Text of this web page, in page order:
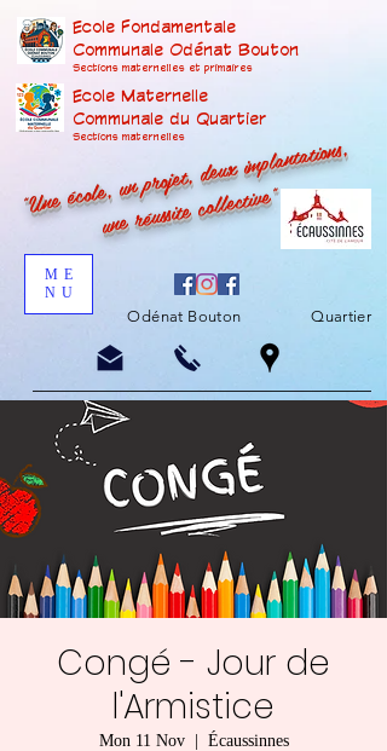
Ecole Fondamentale
Communale Odénat Bouton
Sections maternelles et primaires
Ecole Maternelle
Communale du Quartier
Sections maternelles
"Une école, un projet, deux implantations,
une réussite collective"
ME
NU
Odénat Bouton Quartier
Congé - Jour de
l'Armistice
Mon 11 Nov
  |
Écaussinnes